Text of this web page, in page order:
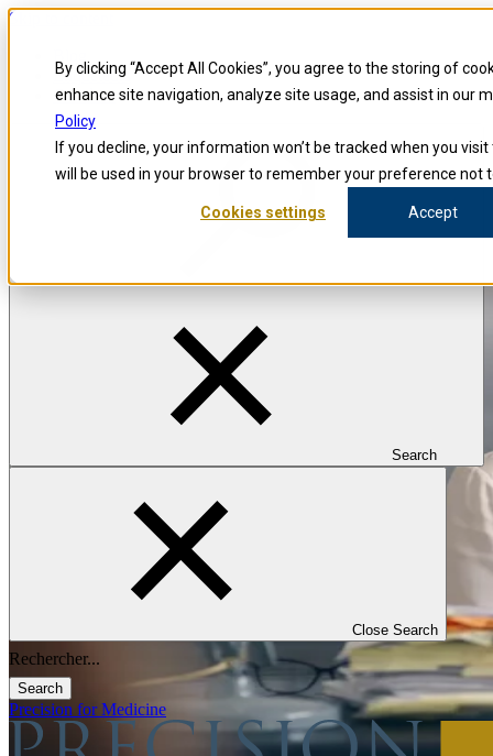
By clicking “Accept All Cookies”, you agree to the storing of
enhance site navigation, analyze site usage, and assist in our
Policy
If you decline, your information won’t be tracked when you
will be used in your browser to remember your preference not
Cookies settings Accept
Skip to content
Enquêteurs
Carrières
Search
Close Search
Search
Precision for Medicine